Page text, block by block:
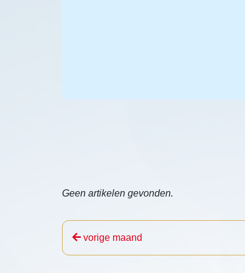
Geen artikelen gevonden.
vorige maand